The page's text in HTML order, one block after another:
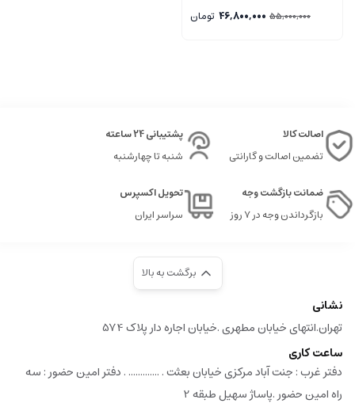
مرکزی۰۹۱۲۷۲۴۵۱۵۷
55,000,000
46,800,000 تومان
اصالت کالا
تضمین اصالت و گارانتی
پشتیبانی 24 ساعته
شنبه تا چهارشنبه
ضمانت بازگشت وجه
بازگرداندن وجه در ۷ روز
تحویل اکسپرس
سراسر ایران
برگشت به بالا
نشانی
تهران.انتهای خیابان مطهری .خیابان اجاره دار پلاک 574
ساعت کاری
دفتر غرب : جنت آباد مرکزی خیابان بعثت . ............. . دفتر امین حضور : سه
راه امین حضور .پاساژ سهیل طبقه 2